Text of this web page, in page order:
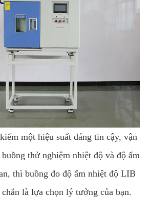
một hiệu suất đáng tin cậy, vận
thử nghiệm nhiệt độ và độ ẩm
thì buồng đo độ ẩm nhiệt độ LIB
chắn là lựa chọn lý tưởng của bạn.